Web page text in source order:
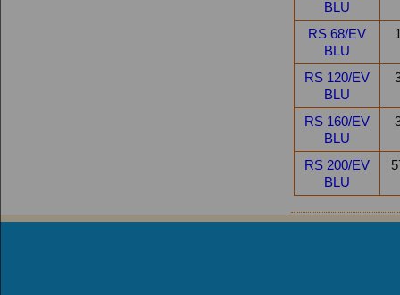
BLU
RS 68/EV
BLU
RS 120/EV
BLU
RS 160/EV
BLU
RS 200/EV
BLU